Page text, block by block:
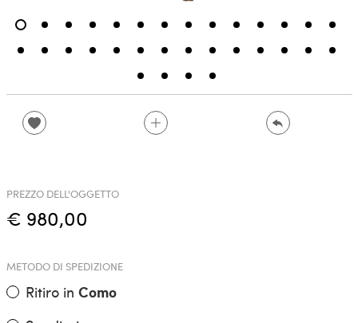
PREZZO DELL'OGGETTO
€ 980,00
METODO DI SPEDIZIONE
Ritiro in Como